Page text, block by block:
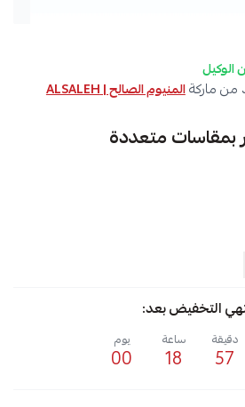
من ماركةالمنيوم الصالح | ALSALEH
بمقاسات متعددة
التخفيض بعد:
57
دقيقة
18
ساعة
00
يوم